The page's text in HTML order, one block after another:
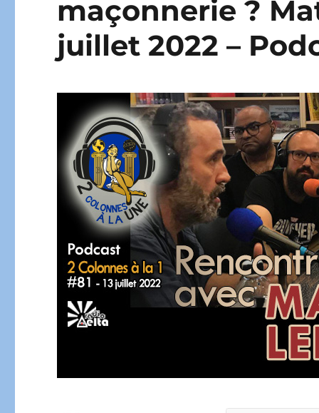
maçonnerie ?
juillet 2022 –